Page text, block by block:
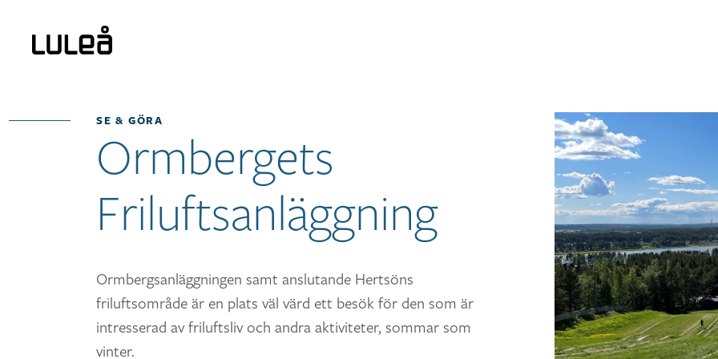
SE & GÖRA
Ormbergets
Friluftsanläggning
Ormbergsanläggningen samt anslutande Hertsöns
friluftsområde är en plats väl värd ett besök för den som är
intresserad av friluftsliv och andra aktiviteter, sommar som
vinter.